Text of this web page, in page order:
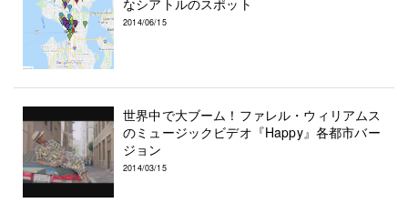
なシアトルのスポット
2014/06/15
世界中で大ブーム！ファレル・ウィリアムス
のミュージックビデオ『Happy』各都市バー
ジョン
2014/03/15